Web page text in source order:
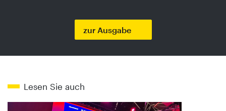
zur Ausgabe
Lesen Sie auch